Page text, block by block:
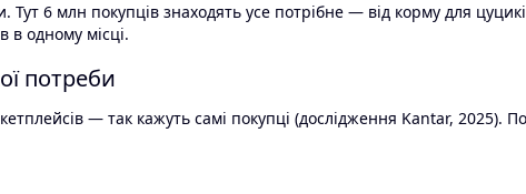
6 млн покупців знаходять усе потрібне — від корму для
в одному місці.
потреби
— так кажуть самі покупці (дослідження Kantar, 2025).